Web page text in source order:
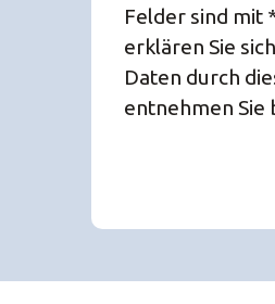
Felder sind mit
erklären Sie
Daten durch
entnehmen Sie